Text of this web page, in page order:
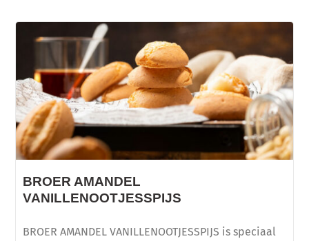
BROER AMANDEL
VANILLENOOTJESSPIJS
BROER AMANDEL VANILLENOOTJESSPIJS is speciaal